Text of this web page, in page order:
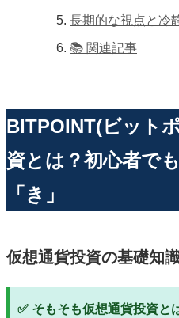
長期的な視点と冷
📚 関連記事
BITPOINT(ビット
資とは？初心者で
「き」
仮想通貨投資の基礎知
✅ そもそも仮想通貨投資と